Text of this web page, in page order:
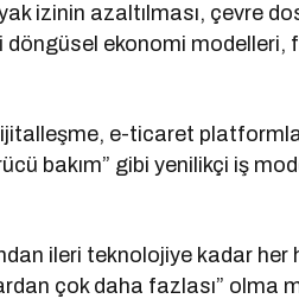
izinin azaltılması, çevre
ekonomi modelleri,
e-ticaret
bakım” gibi yenilikçi iş
ileri teknolojiye kadar
çok daha fazlası” olma